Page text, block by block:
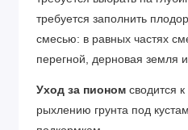
требуется заполнить
смесью: в равных частях
перегной, дерновая земля и
Уход за пионом сводится
рыхлению грунта под